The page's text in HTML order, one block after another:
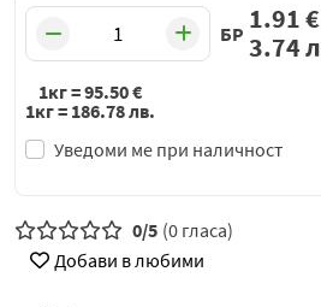
БР
Уведоми ме при наличност
1.91€
3.74
1кг =95.50€
1кг = 186.78лв.
0/5 (0 гласа)
Добави в любими